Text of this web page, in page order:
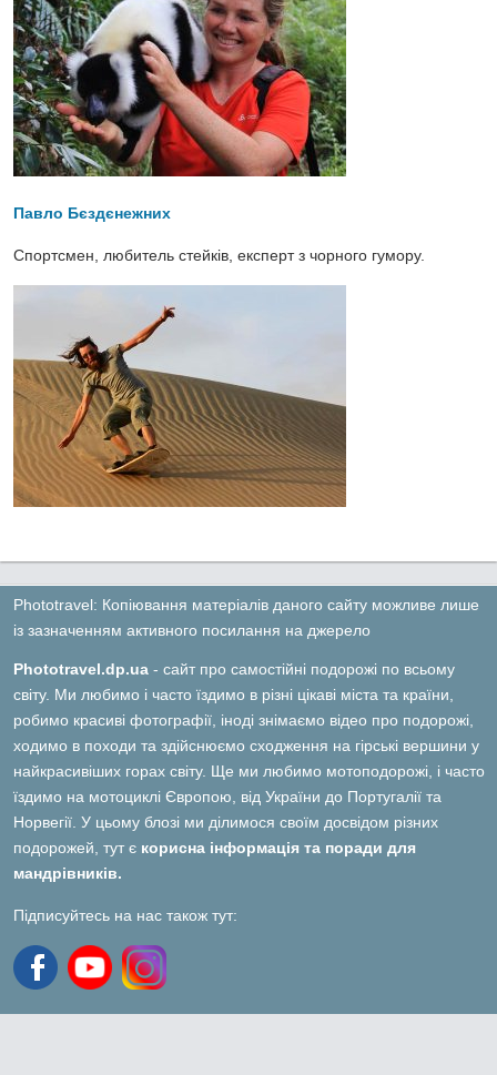
Павло Бєздєнежних
Спортсмен, любитель стейків, експерт з чорного гумору.
Phototravel: Копіювання матеріалів даного сайту можливе лише
із зазначенням активного посилання на джерело
Phototravel.dp.ua - сайт про самостійні подорожі по всьому
світу. Ми любимо і часто їздимо в різні цікаві міста та країни,
робимо красиві фотографії, іноді знімаємо відео про подорожі,
ходимо в походи та здійснюємо сходження на гірські вершини у
найкрасивіших горах світу. Ще ми любимо мотоподорожі, і часто
їздимо на мотоциклі Європою, від України до Португалії та
Норвегії. У цьому блозі ми ділимося своїм досвідом різних
подорожей, тут є корисна інформація та поради для
мандрівників.
Підписуйтесь на нас також тут: